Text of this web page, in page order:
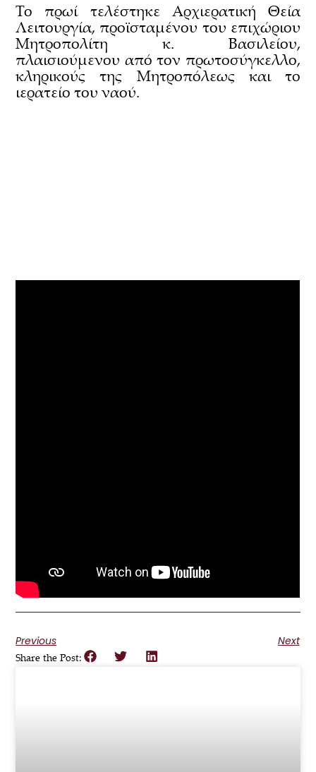
Το πρωί τελέστηκε Αρχιερατική Θεία
Λειτουργία, προϊσταμένου του επιχώριου
Μητροπολίτη κ. Βασιλείου,
πλαισιούμενου από τον πρωτοσύγκελλο,
κληρικούς της Μητροπόλεως και το
ιερατείο του ναού.
Previous Next
Share the Post: